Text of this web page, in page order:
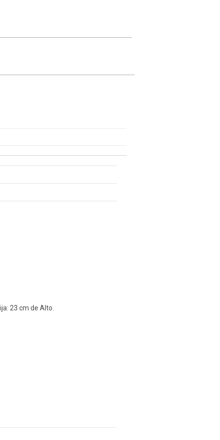
23 cm de Alto.